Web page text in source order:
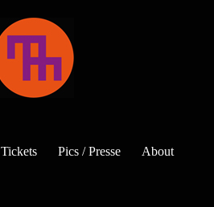
Tickets Pics / Presse About